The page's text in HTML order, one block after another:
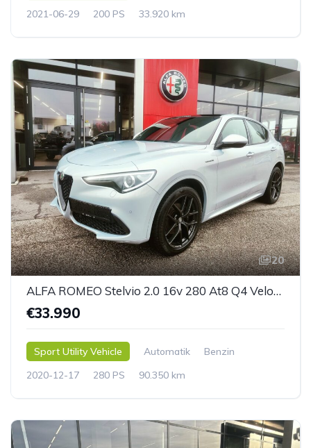
2021-06-29
200 PS 33.920 km
20
ALFA ROMEO Stelvio 2.0 16v 280 At8 Q4 Veloce, Panoramadach
€33.990
Sport Utility Vehicle Automatik
Benzin
2020-12-17
280 PS 90.350 km